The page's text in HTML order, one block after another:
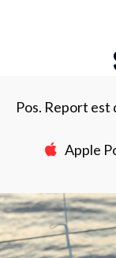
Pos. Report est
Apple